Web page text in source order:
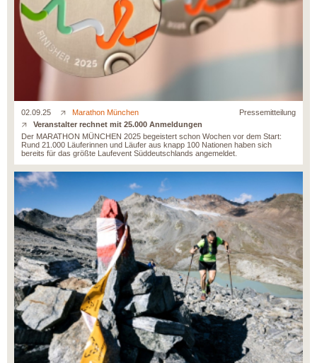
02.09.25 Marathon München
Pressemitteilung
Veranstalter rechnet mit 25.000 Anmeldungen
Der MARATHON MÜNCHEN 2025 begeistert schon Wochen vor dem Start:
Rund 21.000 Läuferinnen und Läufer aus knapp 100 Nationen haben sich
bereits für das größte Laufevent Süddeutschlands angemeldet.